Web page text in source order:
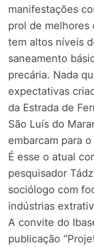
manifestações
prol de melhores
tem altos níveis
saneamento
precária. Nada
expectativas
da Estrada de
São Luís do
embarcam para
É esse o atual
pesquisador
sociólogo com
indústrias
A convite do
publicação